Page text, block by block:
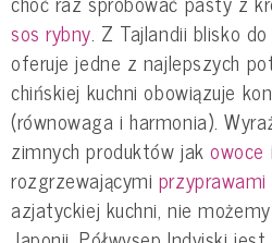
sos rybny. Z Tajlandii blisko
oferuje jedne z najlepszych
chińskiej kuchni obowiązuje
(równowaga i harmonia).
zimnych produktów jakowoce i
rozgrzewającymi przyprawami
azjatyckiej kuchni, nie